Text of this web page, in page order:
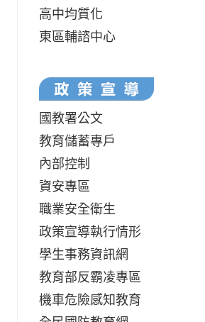
高中均質化
東區輔諮中心
國教署公文
教育儲蓄專戶
內部控制
資安專區
職業安全衛生
政策宣導執行情形
學生事務資訊網
教育部反霸凌專區
機車危險感知教育